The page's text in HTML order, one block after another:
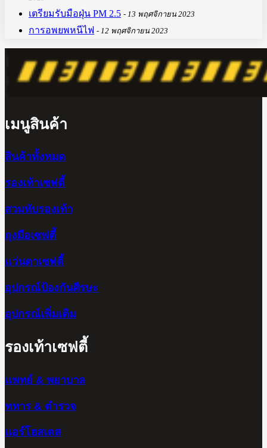
เตรียมรับมือฝุ่น PM 2.5 13 พฤศจิกายน 2023
การอพยพหนีไฟ 12 พฤศจิกายน 2023
เมนูสินค้า
สินค้าทั้งหมด
รองเท้าเซฟตี้
สวมทับรองเท้า
ถุงมือเซฟตี้
แว่นตาเซฟตี้
อุปกรณ์ป้องกันศีรษะ
อุปกรณ์เพิ่มเติม
รองเท้าเซฟตี้
แพทย์ & พยาบาล
ทหาร & ตำรวจ
แอร์โฮสเตส